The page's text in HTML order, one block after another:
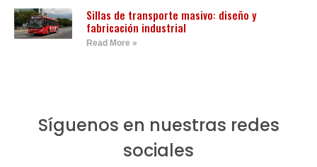
Sillas de transporte masivo: diseño y
fabricación industrial
Read More »
Síguenos en nuestras redes
sociales